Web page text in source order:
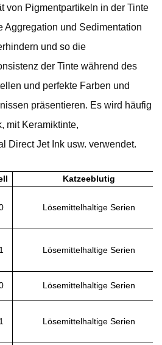
von Pigmentpartikeln in der Tinte
Aggregation und Sedimentation
und so die
der Tinte während des
und perfekte Farben und
präsentieren. Es wird häufig
mit Keramiktinte,
Direct Jet Ink usw. verwendet.
Katzeeblutig
Lösemittelhaltige Serien
Lösemittelhaltige Serien
Lösemittelhaltige Serien
Lösemittelhaltige Serien